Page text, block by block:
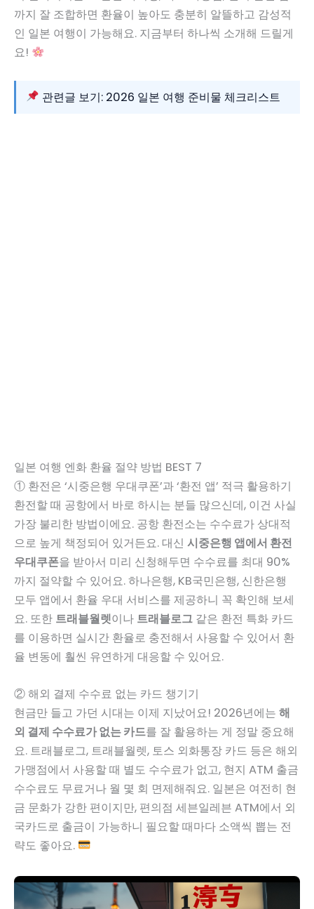
까지 잘 조합하면 환율이 높아도 충분히 알뜰하고 감성적
인 일본 여행이 가능해요. 지금부터 하나씩 소개해 드릴게
요!
관련글 보기: 2026 일본 여행 준비물 체크리스트
일본 여행 엔화 환율 절약 방법 BEST 7
① 환전은 ‘시중은행 우대쿠폰’과 ‘환전 앱’ 적극 활용하기
환전할 때 공항에서 바로 하시는 분들 많으신데, 이건 사실
가장 불리한 방법이에요. 공항 환전소는 수수료가 상대적
으로 높게 책정되어 있거든요. 대신 시중은행 앱에서 환전
우대쿠폰을 받아서 미리 신청해두면 수수료를 최대 90%
까지 절약할 수 있어요. 하나은행, KB국민은행, 신한은행
모두 앱에서 환율 우대 서비스를 제공하니 꼭 확인해 보세
요. 또한 트래블월렛이나 트래블로그 같은 환전 특화 카드
를 이용하면 실시간 환율로 충전해서 사용할 수 있어서 환
율 변동에 훨씬 유연하게 대응할 수 있어요.
② 해외 결제 수수료 없는 카드 챙기기
현금만 들고 가던 시대는 이제 지났어요! 2026년에는 해
외 결제 수수료가 없는 카드를 잘 활용하는 게 정말 중요해
요. 트래블로그, 트래블월렛, 토스 외화통장 카드 등은 해외
가맹점에서 사용할 때 별도 수수료가 없고, 현지 ATM 출금
수수료도 무료거나 월 몇 회 면제해줘요. 일본은 여전히 현
금 문화가 강한 편이지만, 편의점 세븐일레븐 ATM에서 외
국카드로 출금이 가능하니 필요할 때마다 소액씩 뽑는 전
략도 좋아요.